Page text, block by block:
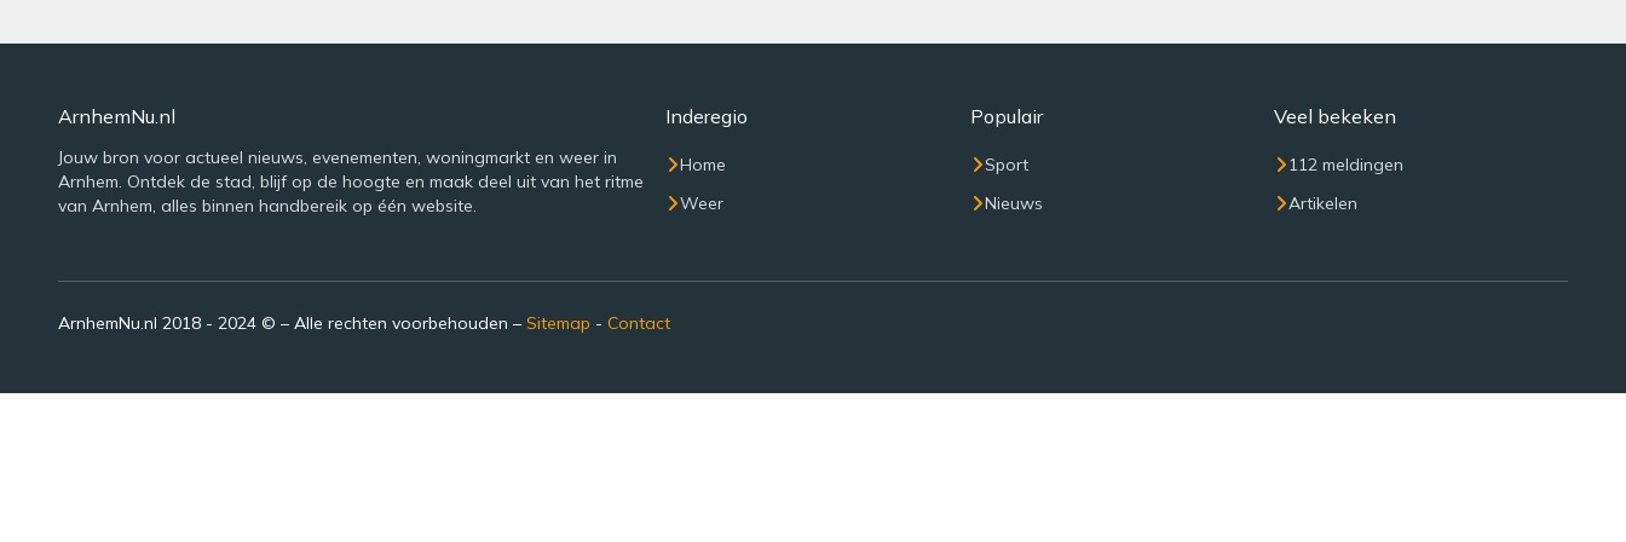
ArnhemNu.nl
Jouw bron voor actueel nieuws, evenementen, woningmarkt en weer in
Arnhem. Ontdek de stad, blijf op de hoogte en maak deel uit van het ritme
van Arnhem, alles binnen handbereik op één website.
Inderegio
Home
Weer
Populair
Sport
Nieuws
Veel bekeken
112 meldingen
Artikelen
ArnhemNu.nl 2018 - 2024 © – Alle rechten voorbehouden – Sitemap - Contact